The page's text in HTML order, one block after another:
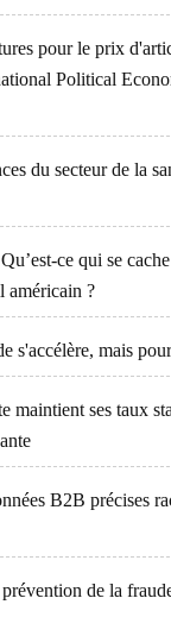
pour le prix
Political
du secteur de la
ce qui se
américain ?
s'accélère, mais
maintient ses taux
B2B précises
de la